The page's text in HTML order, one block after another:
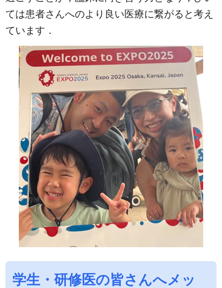
ては患者さんへのより良い医療に繋がると考え
ています．
学生・研修医の皆さんへメッ